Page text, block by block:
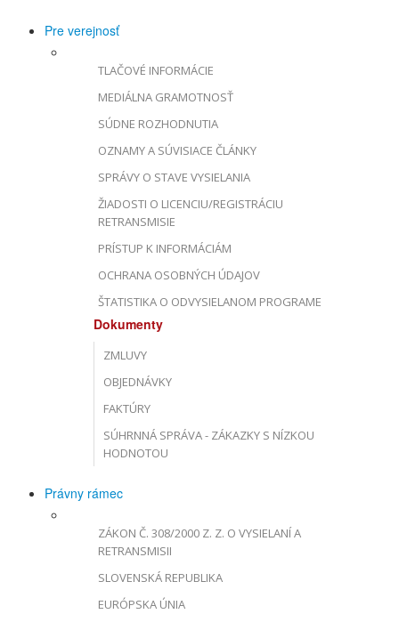
Pre verejnosť
TLAČOVÉ INFORMÁCIE
MEDIÁLNA GRAMOTNOSŤ
SÚDNE ROZHODNUTIA
OZNAMY A SÚVISIACE ČLÁNKY
SPRÁVY O STAVE VYSIELANIA
ŽIADOSTI O LICENCIU/REGISTRÁCIU
RETRANSMISIE
PRÍSTUP K INFORMÁCIÁM
OCHRANA OSOBNÝCH ÚDAJOV
ŠTATISTIKA O ODVYSIELANOM PROGRAME
Dokumenty
ZMLUVY
OBJEDNÁVKY
FAKTÚRY
SÚHRNNÁ SPRÁVA - ZÁKAZKY S NÍZKOU
HODNOTOU
Právny rámec
ZÁKON Č. 308/2000 Z. Z. O VYSIELANÍ A
RETRANSMISII
SLOVENSKÁ REPUBLIKA
EURÓPSKA ÚNIA